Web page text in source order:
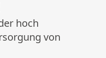
hoch
von